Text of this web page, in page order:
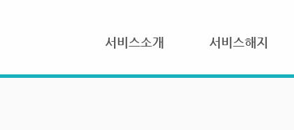
서비스소개 서비스해지